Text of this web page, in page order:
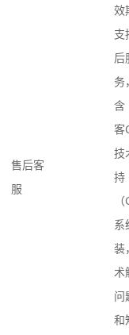
售后客
服
效
支
后
务
含
客
技
持
系
装
术
问
和